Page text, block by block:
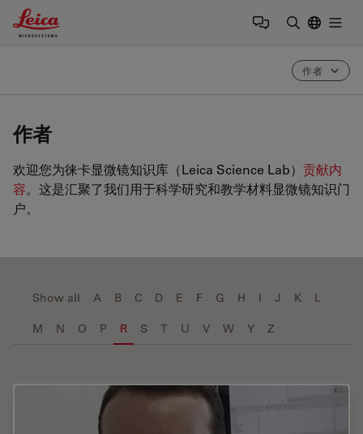
Leica Microsystems Logo
作者
作者
欢迎您为徕卡显微镜知识库（Leica Science Lab） 贡献内
容。这是汇聚了我们用于科学研究和教学材料显微镜知识门
户。
Show all A B C D E F G H I J K L
M N O P R S T U V W Y Z